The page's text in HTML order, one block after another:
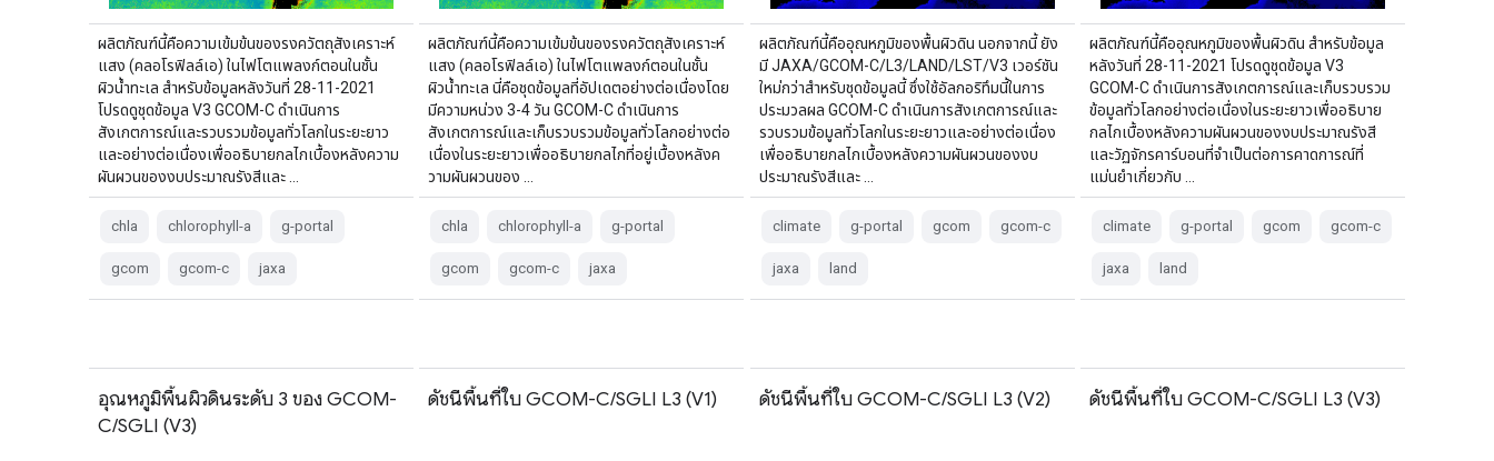
ผลิตภัณฑ์นี้คือความเข้มข้นของรงควัตถุสังเคราะห์
แสง (คลอโรฟิลล์เอ) ในไฟโตแพลงก์ตอนในชั้น
ผิวน้ำทะเล สำหรับข้อมูลหลังวันที่ 28-11-2021
โปรดดูชุดข้อมูล V3 GCOM-C ดำเนินการ
สังเกตการณ์และรวบรวมข้อมูลทั่วโลกในระยะยาว
และอย่างต่อเนื่องเพื่ออธิบายกลไกเบื้องหลังความ
ผันผวนของงบประมาณรังสีและ …
chla chlorophyll-a g-portal
gcom gcom-c jaxa
ผลิตภัณฑ์นี้คือความเข้มข้นของรงควัตถุสังเคราะห์
แสง (คลอโรฟิลล์เอ) ในไฟโตแพลงก์ตอนในชั้น
ผิวน้ำทะเล นี่คือชุดข้อมูลที่อัปเดตอย่างต่อเนื่องโดย
มีความหน่วง 3-4 วัน GCOM-C ดำเนินการ
สังเกตการณ์และเก็บรวบรวมข้อมูลทั่วโลกอย่างต่อ
เนื่องในระยะยาวเพื่ออธิบายกลไกที่อยู่เบื้องหลังค
วามผันผวนของ …
chla chlorophyll-a g-portal
gcom gcom-c jaxa
ผลิตภัณฑ์นี้คืออุณหภูมิของพื้นผิวดิน นอกจากนี้ ยัง
มี JAXA/GCOM-C/L3/LAND/LST/V3 เวอร์ชัน
ใหม่กว่าสำหรับชุดข้อมูลนี้ ซึ่งใช้อัลกอริทึมนี้ในการ
ประมวลผล GCOM-C ดำเนินการสังเกตการณ์และ
รวบรวมข้อมูลทั่วโลกในระยะยาวและอย่างต่อเนื่อง
เพื่ออธิบายกลไกเบื้องหลังความผันผวนของงบ
ประมาณรังสีและ …
climate g-portal gcom gcom-c
jaxa land
ผลิตภัณฑ์นี้คืออุณหภูมิของพื้นผิวดิน สำหรับข้อมูล
หลังวันที่ 28-11-2021 โปรดดูชุดข้อมูล V3
GCOM-C ดำเนินการสังเกตการณ์และเก็บรวบรวม
ข้อมูลทั่วโลกอย่างต่อเนื่องในระยะยาวเพื่ออธิบาย
กลไกเบื้องหลังความผันผวนของงบประมาณรังสี
และวัฏจักรคาร์บอนที่จำเป็นต่อการคาดการณ์ที่
แม่นยำเกี่ยวกับ …
climate g-portal gcom gcom-c
jaxa land
อุณหภูมิพื้นผิวดินระดับ 3 ของ GCOM-
C/SGLI (V3)
ดัชนีพื้นที่ใบ GCOM-C/SGLI L3 (V1) ดัชนีพื้นที่ใบ GCOM-C/SGLI L3 (V2) ดัชนีพื้นที่ใบ GCOM-C/SGLI L3 (V3)